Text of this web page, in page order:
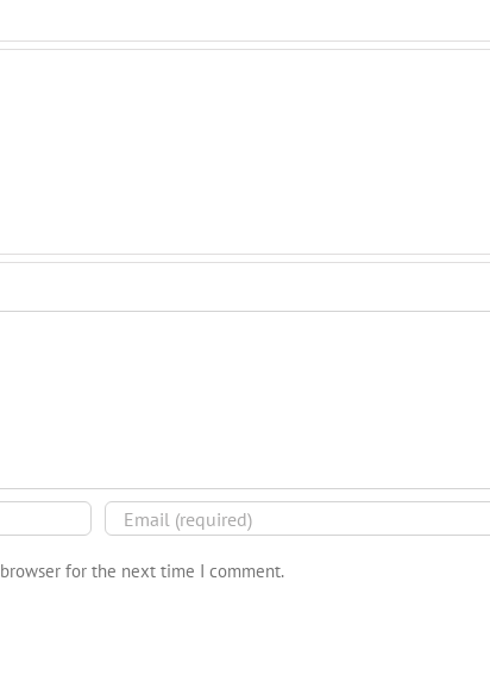
for the next time I comment.